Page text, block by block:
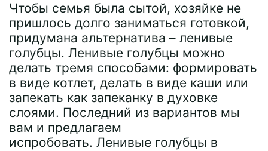
Чтобы семья была сытой, хозяйке не
пришлось долго заниматься готовкой,
придумана альтернатива – ленивые
голубцы. Ленивые голубцы можно
делать тремя способами: формировать
в виде котлет, делать в виде каши или
запекать как запеканку в духовке
слоями. Последний из вариантов мы
вам и предлагаем
испробовать. Ленивые голубцы в